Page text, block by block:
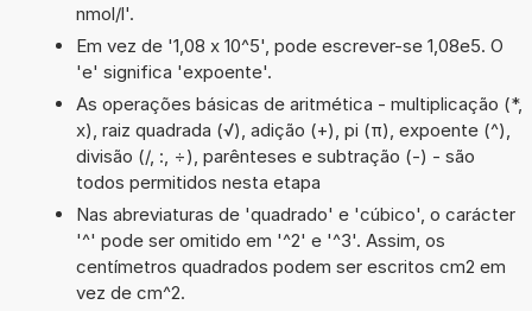
nmol/l'.
Em vez de '1,08 x 10^5', pode escrever-se 1,08e5. O
'e' significa 'expoente'.
As operações básicas de aritmética - multiplicação (*,
x), raiz quadrada (√), adição (+), pi (π), expoente (^),
divisão (/, :, ÷), parênteses e subtração (-) - são
todos permitidos nesta etapa
Nas abreviaturas de 'quadrado' e 'cúbico', o carácter
'^' pode ser omitido em '^2' e '^3'. Assim, os
centímetros quadrados podem ser escritos cm2 em
vez de cm^2.